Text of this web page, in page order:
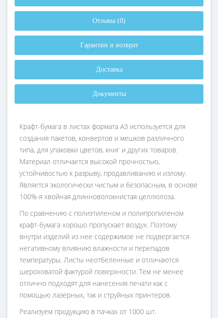
Отзывы (0)
Гарантии и возврат
Доставка
Документы
Крафт-бумага в листах формата А3 используется для
создания пакетов, конвертов и мешков различного
типа, для упаковки цветов, книг и других товаров.
Материал отличается высокой прочностью,
устойчивостью к разрыву, продавливанию и излому.
Является экологически чистым и безопасным, в основе
100%-я хвойная длинноволокнистая целлюлоза.
По сравнению с полиэтиленом и полипропиленом
крафт-бумага хорошо пропускает воздух. Поэтому
внутри изделий из нее содержимое не подвергается
негативному влиянию влажности и перепадов
температуры. Листы неотбеленные и отличаются
шероховатой фактурой поверхности. Тем не менее
отлично подходят для нанесения печати как с
помощью лазерных, так и струйных принтеров.
Реализуем продукцию в пачках от 1000 шт.